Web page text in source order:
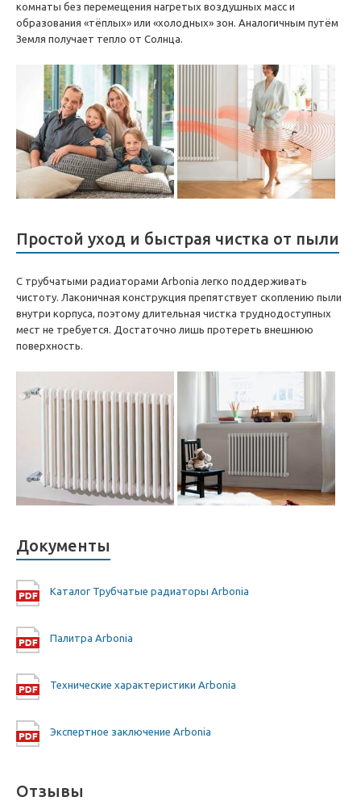
комнаты без перемещения нагретых воздушных масс и
образования «тёплых» или «холодных» зон. Аналогичным путём
Земля получает тепло от Солнца.
Простой уход и быстрая чистка от пыли
С трубчатыми радиаторами Arbonia легко поддерживать
чистоту. Лаконичная конструкция препятствует скоплению пыли
внутри корпуса, поэтому длительная чистка труднодоступных
мест не требуется. Достаточно лишь протереть внешнюю
поверхность.
Документы
Каталог Трубчатые радиаторы Arbonia
Палитра Arbonia
Технические характеристики Arbonia
Экспертное заключение Arbonia
Отзывы